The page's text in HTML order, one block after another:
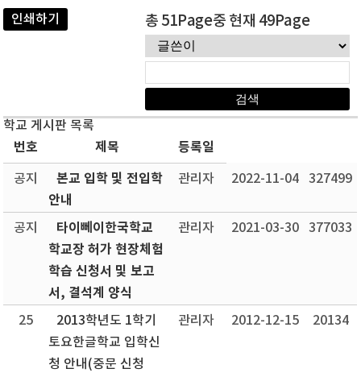
인쇄하기 총 51Page중 현재 49Page
학교 게시판 목록
번호 제목 등록일
공지
본교 입학 및 전입학
안내
관리자 2022-11-04 327499
공지
타이뻬이한국학교
학교장 허가 현장체험
학습 신청서 및 보고
서, 결석계 양식
관리자 2021-03-30 377033
25
2013학년도 1학기
토요한글학교 입학신
청 안내(중문 신청
관리자 2012-12-15 20134